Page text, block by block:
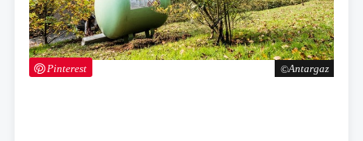
Antargaz
Pinterest